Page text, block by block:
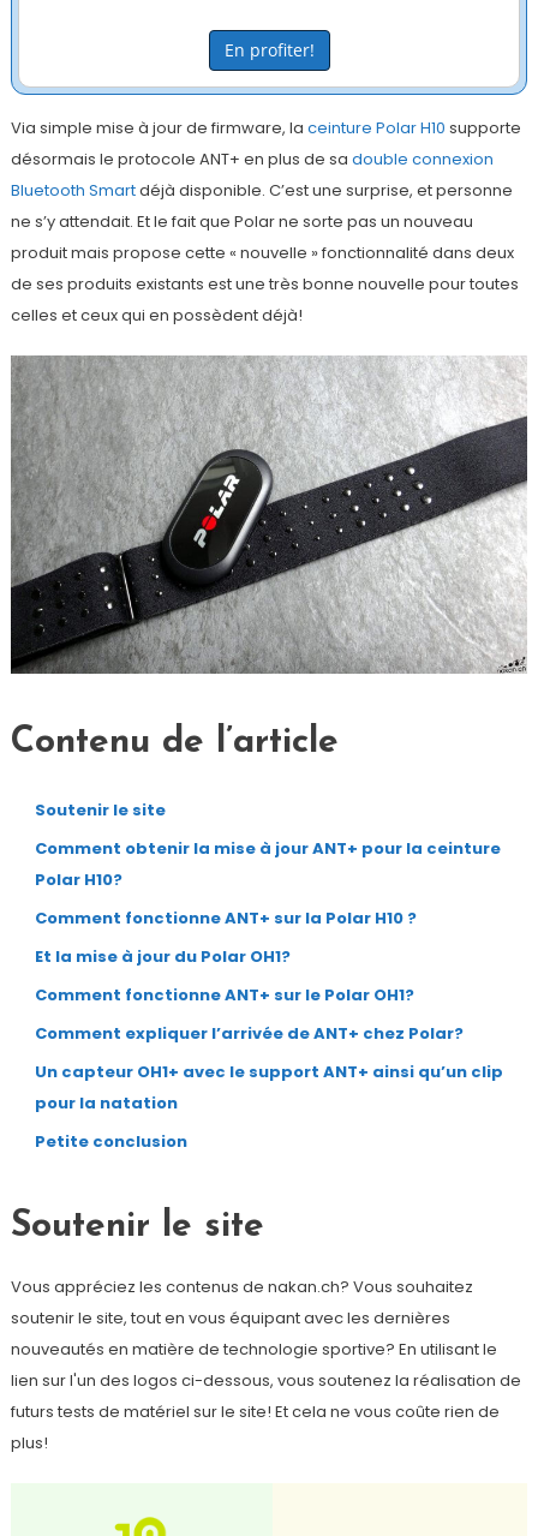
En profiter!
Via simple mise à jour de firmware, la ceinture Polar H10 supporte
désormais le protocole ANT+ en plus de sa double connexion
Bluetooth Smartdéjà disponible. C’est une surprise, et personne
ne s’y attendait. Et le fait que Polar ne sorte pas un nouveau
produit mais propose cette « nouvelle » fonctionnalité dans deux
de ses produits existants est une très bonne nouvelle pour toutes
celles et ceux qui en possèdent déjà!
Contenu de l’article
Soutenir le site
Comment obtenir la mise à jour ANT+ pour la ceinture
Polar H10?
Comment fonctionne ANT+ sur la Polar H10 ?
Et la mise à jour du Polar OH1?
Comment fonctionne ANT+ sur le Polar OH1?
Comment expliquer l’arrivée de ANT+ chez Polar?
Un capteur OH1+ avec le support ANT+ ainsi qu’un clip
pour la natation
Petite conclusion
Soutenir le site
Vous appréciez les contenus de nakan.ch? Vous souhaitez
soutenir le site, tout en vous équipant avec les dernières
nouveautés en matière de technologie sportive? En utilisant le
lien sur l'un des logos ci-dessous, vous soutenez la réalisation de
futurs tests de matériel sur le site! Et cela ne vous coûte rien de
plus!